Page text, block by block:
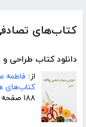
کتاب‌های
دانلود کتاب طراحی
از: فاطمه
کتاب‌های
۱۸۸ صفحه